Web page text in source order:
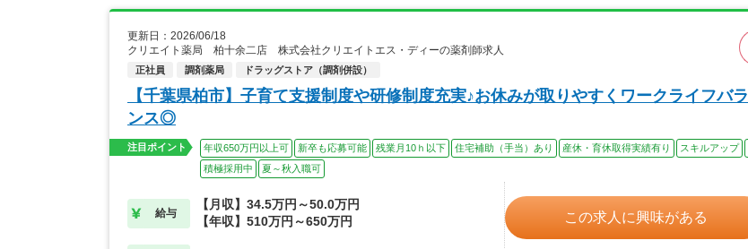
更新日：2026/06/18
クリエイト薬局 柏十余二店 株式会社クリエイトエス・ディーの薬剤師求人
正社員 調剤薬局 ドラッグストア（調剤併設）
【千葉県柏市】子育て支援制度や研修制度充実♪お休みが取りやすくワークライフバラ
ンス◎
注目ポイント 年収650万円以上可 新卒も応募可能 残業月10ｈ以下 住宅補助（手当）あり 産休・育休取得実績有り スキルアップ
積極採用中
夏～秋入職可
給与
【月収】34.5万円～50.0万円
【年収】510万円～650万円
この求人に興味がある